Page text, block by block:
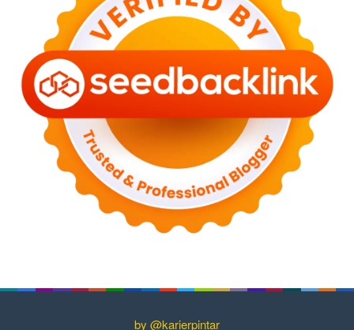
by @karierpintar